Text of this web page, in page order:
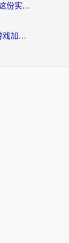
非洲玩剑网3指尖江湖卡怎么办？这份实测有效的国服游戏加速指南请收好
逆战在美国玩很卡？海外党国服游戏加速终极指南（附DNF宝可梦加速技巧）